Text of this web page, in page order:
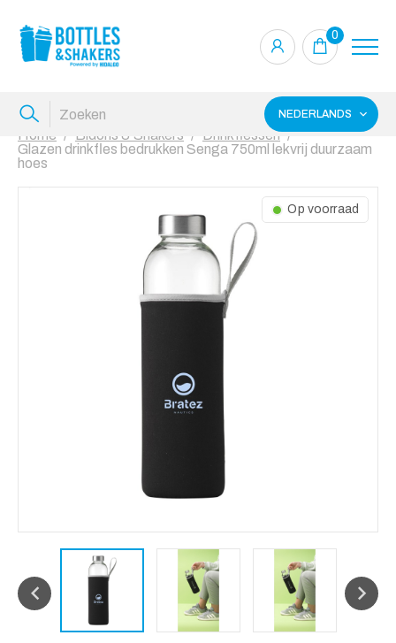
0
NEDERLANDS
Home Bidons & Shakers
Drinkflessen
Glazen drinkfles bedrukken Senga 750ml lekvrij duurzaam
hoes
Op voorraad